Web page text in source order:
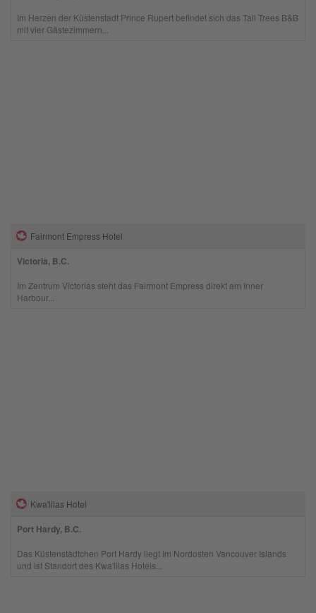
Im Herzen der Küstenstadt Prince Rupert befindet sich das Tall Trees B&B
mit vier Gästezimmern...
Fairmont Empress Hotel
Victoria, B.C.
Im Zentrum Victorias steht das Fairmont Empress direkt am Inner
Harbour...
Kwa'lilas Hotel
Port Hardy, B.C.
Das Küstenstädtchen Port Hardy liegt im Nordosten Vancouver Islands
und ist Standort des Kwa'lilas Hotels...